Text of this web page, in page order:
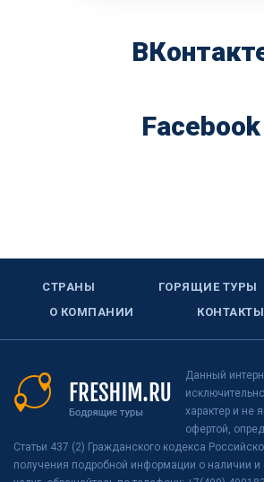
Facebook
СТРАНЫ ГОРЯЩИЕ ТУРЫ
О КОМПАНИИ
КОНТАКТЫ
Данный
характер и не
офертой,
Статьи 437 (2) Гражданского кодекса
получения подробной информации о наличии и